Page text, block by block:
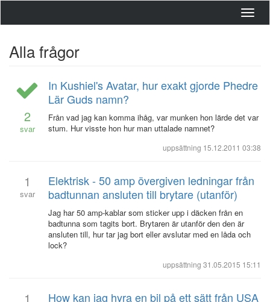
Alla frågor
2
svar
In Kushiel's Avatar, hur exakt gjorde Phedre
Lär Guds namn?
Från vad jag kan komma ihåg, var munken hon lärde det var
stum. Hur visste hon hur man uttalade namnet?
uppsättning 15.12.2011 03:38
1
svar
Elektrisk - 50 amp övergiven ledningar från
badtunnan ansluten till brytare (utanför)
Jag har 50 amp-kablar som sticker upp i däcken från en
badtunna som tagits bort. Brytaren är utanför den den är
ansluten till, hur tar jag bort eller avslutar med en låda och
lock?
uppsättning 31.05.2015 15:11
1
How kan jag hyra en bil på ett sätt från USA